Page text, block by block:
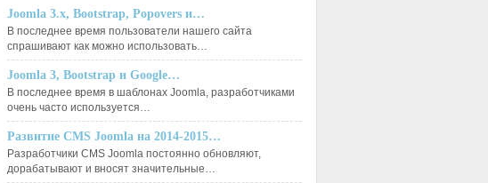
Joomla 3.x, Bootstrap, Popovers и…
В последнее время пользователи нашего сайта
спрашивают как можно использовать…
Joomla 3, Bootstrap и Google…
В последнее время в шаблонах Joomla, разработчиками
очень часто используется…
Развитие CMS Joomla на 2014-2015…
Разработчики CMS Joomla постоянно обновляют,
дорабатывают и вносят значительные…